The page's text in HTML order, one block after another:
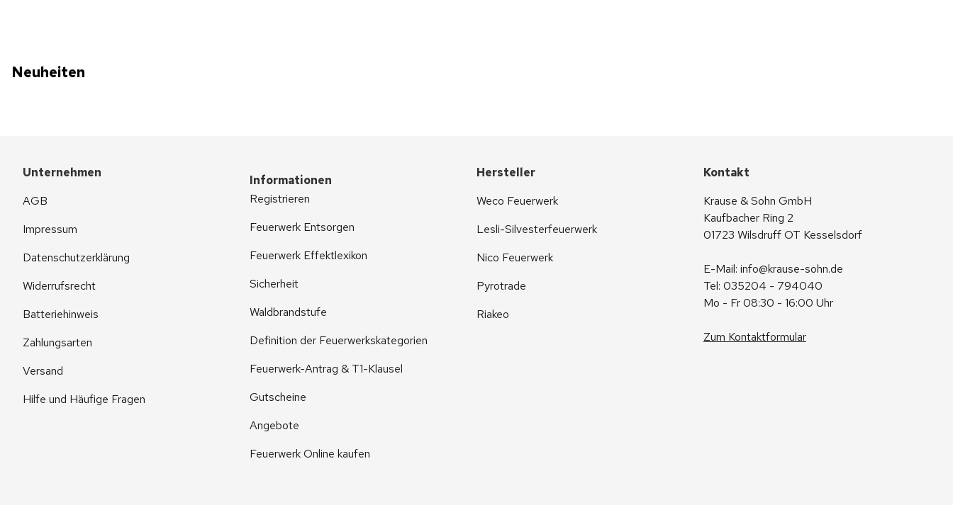
Neuheiten
Unternehmen
AGB
Impressum
Datenschutzerklärung
Widerrufsrecht
Batteriehinweis
Zahlungsarten
Versand
Hilfe und Häufige Fragen
Informationen
Registrieren
Feuerwerk Entsorgen
Feuerwerk Effektlexikon
Sicherheit
Waldbrandstufe
Definition der Feuerwerkskategorien
Feuerwerk-Antrag & T1-Klausel
Gutscheine
Angebote
Feuerwerk Online kaufen
Hersteller
Weco Feuerwerk
Lesli-Silvesterfeuerwerk
Nico Feuerwerk
Pyrotrade
Riakeo
Kontakt
Krause & Sohn GmbH
Kaufbacher Ring 2
01723 Wilsdruff OT Kesselsdorf
E-Mail: info@krause-sohn.de
Tel: 035204 - 794040
Mo - Fr 08:30 - 16:00 Uhr
Zum Kontaktformular